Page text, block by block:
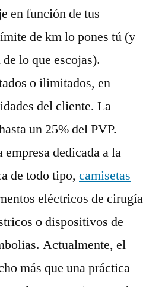
en función de tus
de km lo pones tú (y
lo que escojas).
o ilimitados, en
del cliente. La
un 25% del PVP.
dedicada a la
de todo tipo, camisetas
eléctricos de cirugía
o dispositivos de
Actualmente, el
más que una práctica